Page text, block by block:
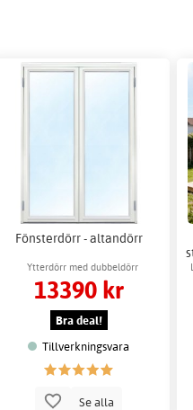
Fönsterdörr - altandörr
Ytterdörr med dubbeldörr
13390 kr
Bra deal!
Tillverkningsvara
Se alla